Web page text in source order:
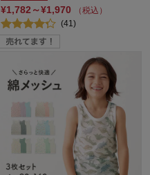
¥1,782～¥1,970
（税込）
(41)